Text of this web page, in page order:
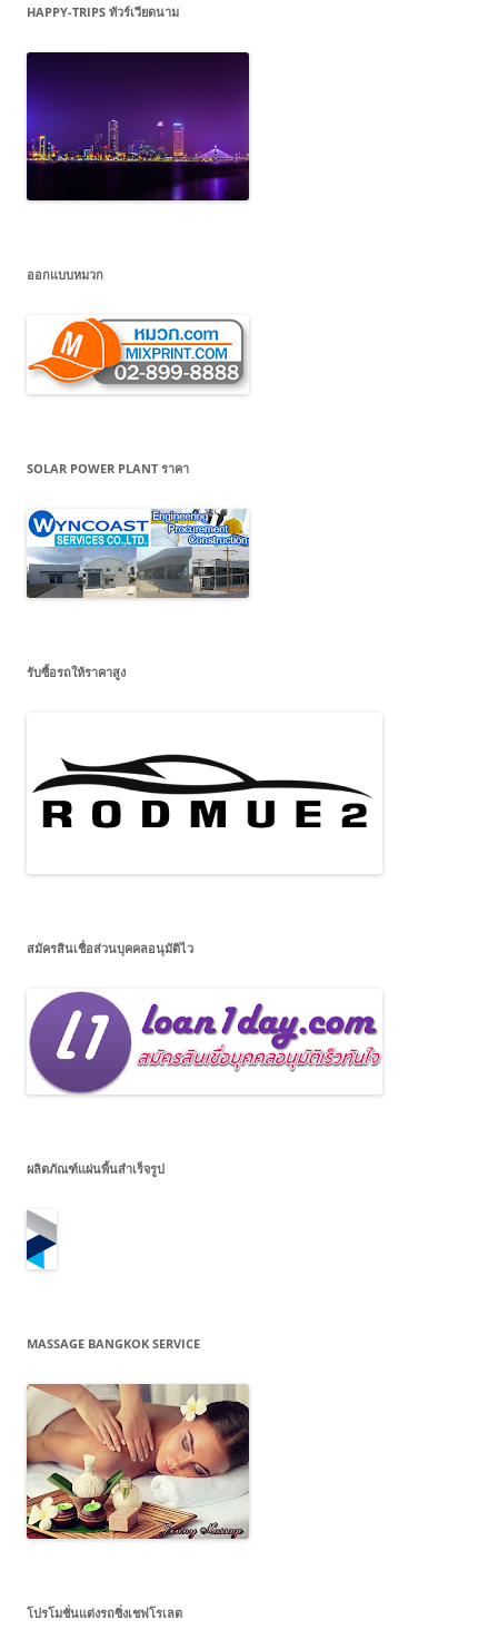
HAPPY-TRIPS ทัวร์เวียดนาม
ออกแบบหมวก
SOLAR POWER PLANT ราคา
รับซื้อรถให้ราคาสูง
สมัครสินเชื่อส่วนบุคคลอนุมัติไว
ผลิตภัณฑ์แผ่นพื้นสำเร็จรูป
MASSAGE BANGKOK SERVICE
โปรโมชั่นแต่งรถซิ่งเชฟโรเลต